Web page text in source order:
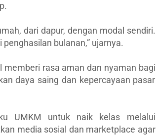
dari dapur, dengan modal sendiri.
bulanan,” ujarnya.
memberi rasa aman dan nyaman bagi
daya saing dan kepercayaan pasar
UMKM untuk naik kelas melalui
media sosial dan marketplace agar